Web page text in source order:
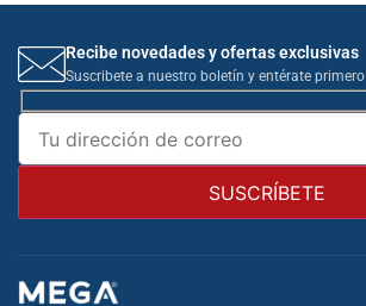
Recibe novedades y ofertas exclusivas
Suscribete a nuestro boletín y entérate primero